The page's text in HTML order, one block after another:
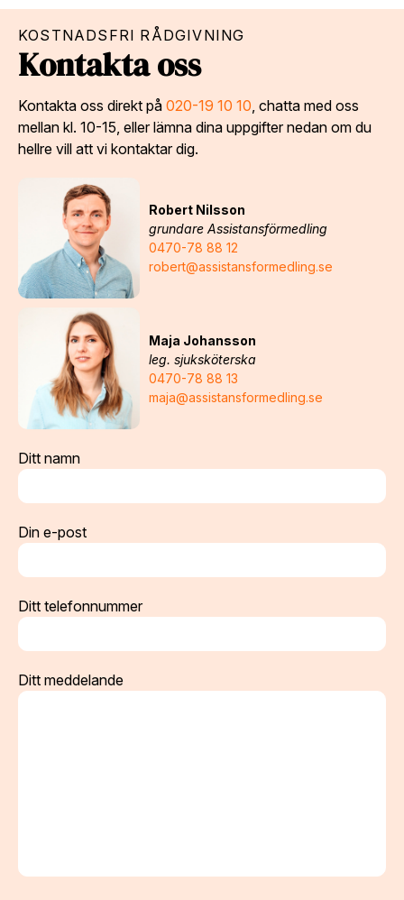
KOSTNADSFRI RÅDGIVNING
Kontakta oss
Kontakta oss direkt på 020-19 10 10 , chatta med oss
mellan kl. 10-15, eller lämna dina uppgifter nedan om du
hellre vill att vi kontaktar dig.
Robert Nilsson
grundare Assistansförmedling
0470-78 88 12
robert@assistansformedling.se
Maja Johansson
leg. sjuksköterska
0470-78 88 13
maja@assistansformedling.se
Ditt namn
Din e-post
Ditt telefonnummer
Ditt meddelande